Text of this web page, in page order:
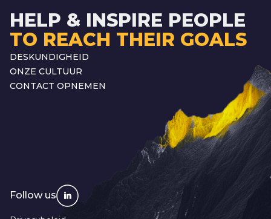
HELP & INSPIRE PEOPLE
TO REACH THEIR GOALS
DESKUNDIGHEID
ONZE CULTUUR
CONTACT OPNEMEN